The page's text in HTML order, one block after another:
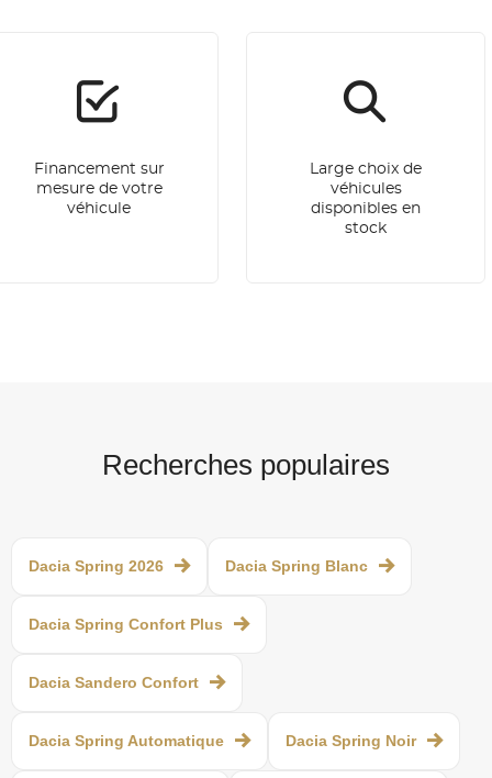
Financement sur
mesure de votre
véhicule
Large choix de
véhicules
disponibles en
stock
Recherches populaires
Dacia Spring 2026 Dacia Spring Blanc
Dacia Spring Confort Plus
Dacia Sandero Confort
Dacia Spring Automatique Dacia Spring Noir